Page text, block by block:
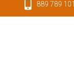
889 789 101